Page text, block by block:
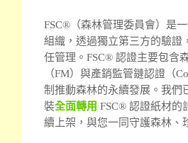
FSC®（森林管理委員會）是
組織，透過獨立第三方的驗證
任管理。 FSC® 認證主要包含
（FM）與產銷監管鏈認證（
制推動森林的永續發展。我們
裝全面轉用 FSC® 認證紙材的
續上架，與您一同守護森林、